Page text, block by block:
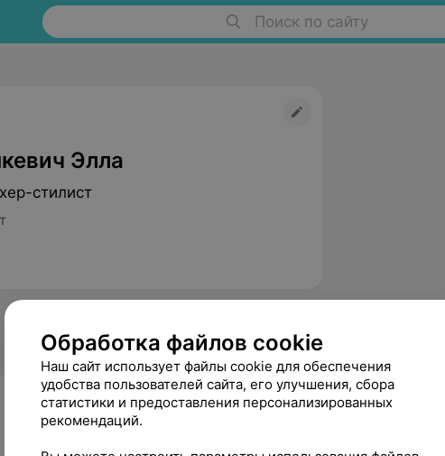
Поиск по сайту
Элла
стилист
Швец Марина
Обработка файлов cookie
Наш сайт использует файлы cookie для обеспечения
удобства пользователей сайта, его улучшения, сбора
статистики и предоставления персонализированных
рекомендаций.